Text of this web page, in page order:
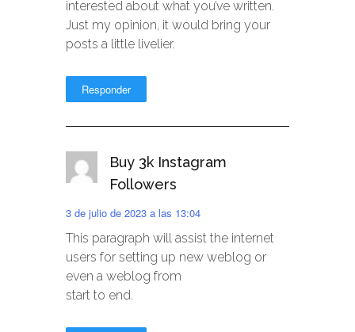
interested about what you’ve written.
Just my opinion, it would bring your
posts a little livelier.
Responder
Buy 3k Instagram
Followers
3 de julio de 2023 a las 13:04
This paragraph will assist the internet
users for setting up new weblog or
even a weblog from
start to end.